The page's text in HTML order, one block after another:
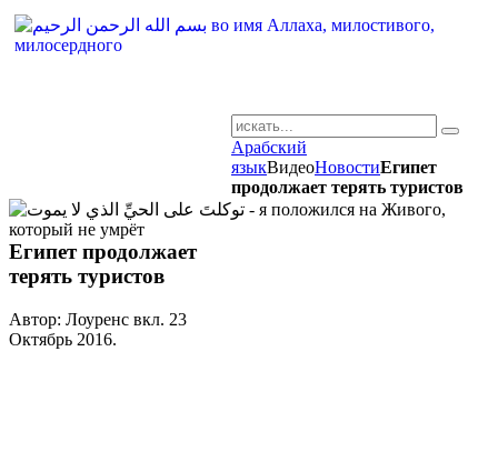
Арабский
языкВидеоНовостиЕгипет
продолжает терять туристов
Египет продолжает
терять туристов
Автор: Лоуренс вкл. 23
Октябрь 2016.